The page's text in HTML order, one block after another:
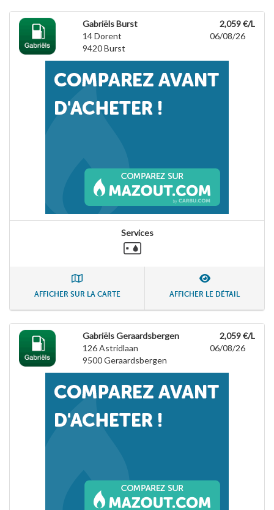
Gabriëls Burst
14 Dorent
9420Burst
2,059 €/L
06/08/26
Services
AFFICHER SUR LA CARTE AFFICHER LE DÉTAIL
Gabriëls Geraardsbergen
126 Astridlaan
9500Geraardsbergen
2,059 €/L
06/08/26